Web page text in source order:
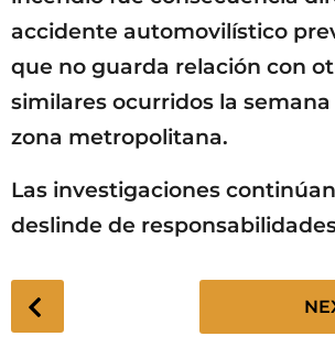
accidente automovilístico
que no guarda relación con
similares ocurridos la semana
zona metropolitana.
Las investigaciones
deslinde de
P
o